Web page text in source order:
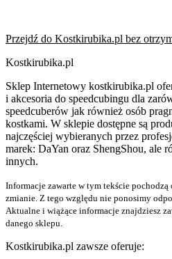
Przejdź do Kostkirubika.pl bez
Kostkirubika.pl
Sklep Internetowy kostkirubika.pl
i akcesoria do speedcubingu dla
speedcuberów jak również osób
kostkami. W sklepie dostępne są
najczęściej wybieranych przez
marek: DaYan oraz ShengShou, ale
innych.
Informacje zawarte w tym tekście
zmianie. Z tego względu nie ponosimy
Aktualne i wiążące informacje znajdziesz
danego sklepu.
Kostkirubika.pl zawsze oferuje: